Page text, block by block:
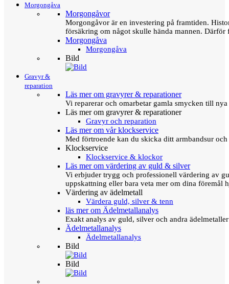
Morgongåva
Morgongåvor
Morgongåvor är en investering på framtiden.
försäkring om något skulle hända mannen.
Morgongåva
Morgongåva
Bild
Gravyr &
reparation
Läs mer om gravyrer & reparationer
Vi reparerar och omarbetar gamla smycken till
Läs mer om gravyrer & reparationer
Gravyr och reparation
Läs mer om vår klockservice
Med förtroende kan du skicka ditt armbandsur
Klockservice
Klockservice & klockor
Läs mer om värdering av guld & silver
Vi erbjuder trygg och professionell värdering av
uppskattning eller bara veta mer om dina föremål
Värdering av ädelmetall
Värdera guld, silver & tenn
läs mer om Ädelmetallanalys
Exakt analys av guld, silver och andra
Ädelmetallanalys
Ädelmetallanalys
Bild
Bild